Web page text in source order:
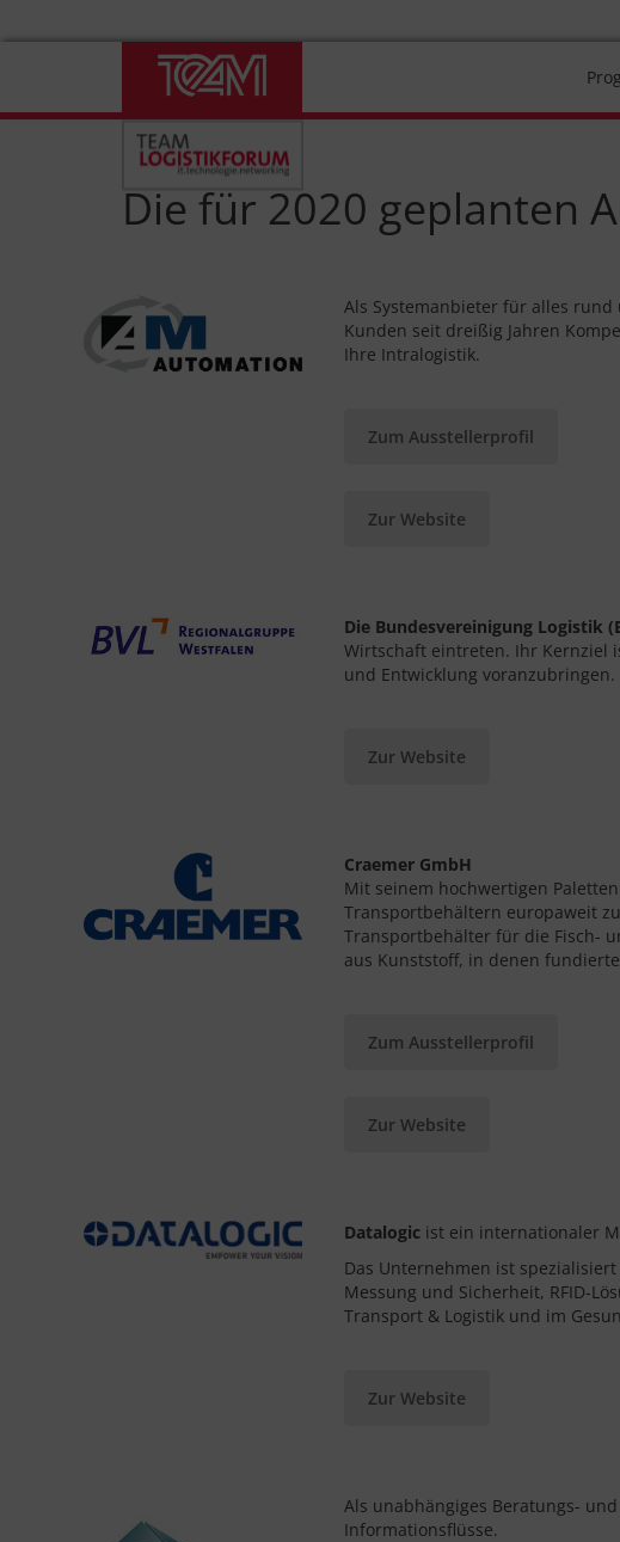
Die für 2020 geplanten
Als Systemanbieter für alles
Kunden seit dreißig Jahren
Ihre Intralogistik.
Zum Ausstellerprofil
Zur Website
Die Bundesvereinigung Logistik
Wirtschaft eintreten. Ihr Kernziel
und Entwicklung voranzubringen.
Zur Website
Craemer GmbH
Mit seinem hochwertigen
Transportbehältern europaweit
Transportbehälter für die Fisch-
aus Kunststoff, in denen
Zum Ausstellerprofil
Zur Website
Datalogicist ein internationaler
Das Unternehmen ist
Messung und Sicherheit, RFID-
Transport & Logistik und im
Zur Website
Als unabhängiges Beratungs-
Informationsflüsse.